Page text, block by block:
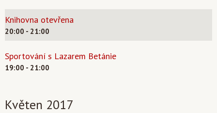
Knihovna otevřena
20:00 - 21:00
Sportování s Lazarem Betánie
19:00 - 21:00
Květen 2017